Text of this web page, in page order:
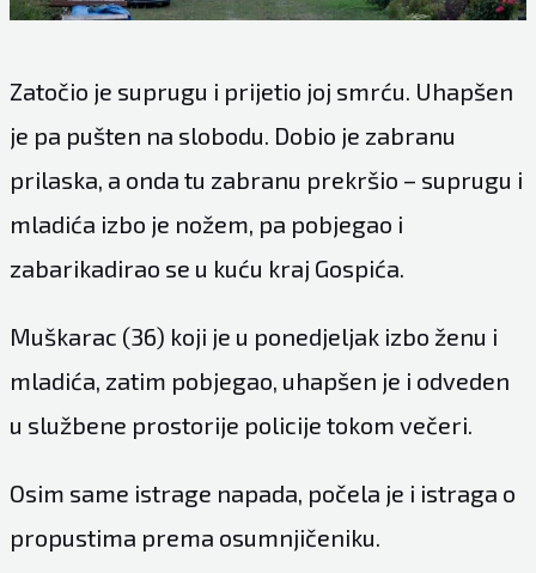
Zatočio je suprugu i prijetio joj smrću. Uhapšen
je pa pušten na slobodu. Dobio je zabranu
prilaska, a onda tu zabranu prekršio – suprugu i
mladića izbo je nožem, pa pobjegao i
zabarikadirao se u kuću kraj Gospića.
Muškarac (36) koji je u ponedjeljak izbo ženu i
mladića, zatim pobjegao, uhapšen je i odveden
u službene prostorije policije tokom večeri.
Osim same istrage napada, počela je i istraga o
propustima prema osumnjičeniku.